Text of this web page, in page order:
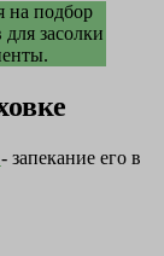
на подбор
засолки
- запекание его в